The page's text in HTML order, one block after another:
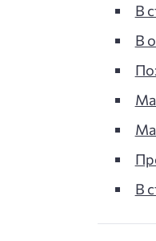
В
В
В